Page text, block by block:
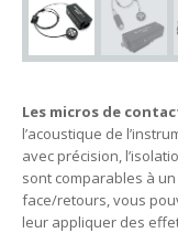
Les micros de
l’acoustique de
avec précision,
sont comparables à
face/retours, vous
leur appliquer des